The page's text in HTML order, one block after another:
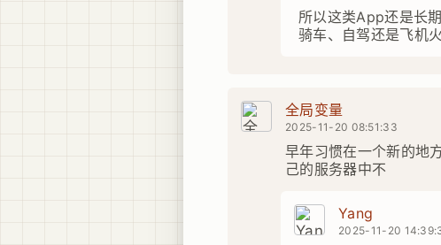
所以这类App还是长
骑车、自驾还是飞机
全局变量
2025-11-20 08:51:33
早年习惯在一个新的地
己的服务器中不
Yang
2025-11-20